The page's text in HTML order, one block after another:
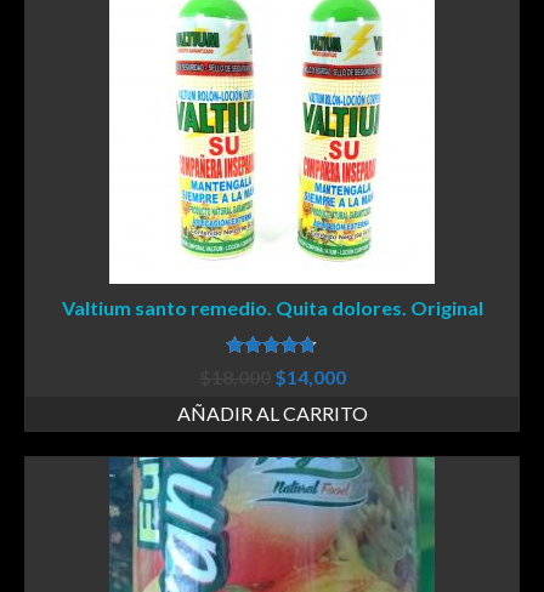
Valtium santo remedio. Quita dolores. Original
Valorado en
de 5
$14,000
AÑADIR AL CARRITO